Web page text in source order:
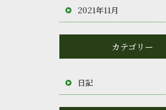
2021年11月
カテゴリー
日記